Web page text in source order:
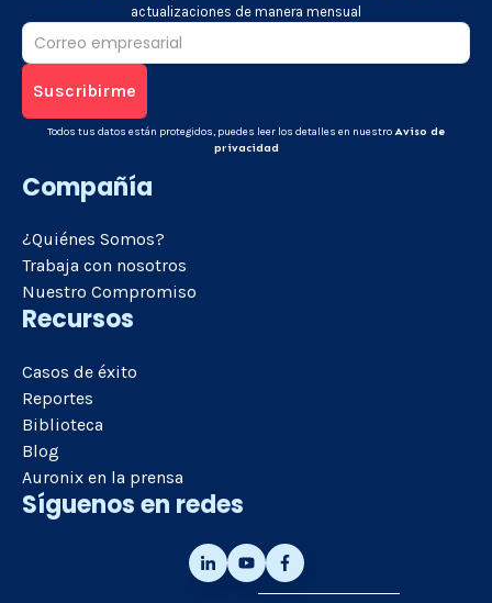
actualizaciones de manera mensual
Todos tus datos están protegidos, puedes leer los detalles en nuestroAviso de
privacidad
Compañía
¿Quiénes Somos?
Trabaja con nosotros
Nuestro Compromiso
Recursos
Casos de éxito
Reportes
Biblioteca
Blog
Auronix en la prensa
Síguenos en redes